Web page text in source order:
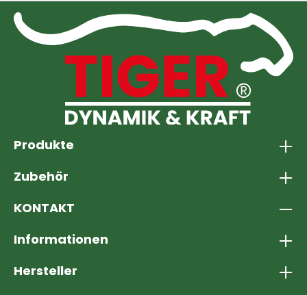
Produkte
Zubehör
KONTAKT
Informationen
Hersteller